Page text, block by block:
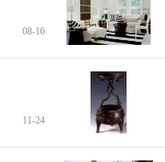
08-16
11-24